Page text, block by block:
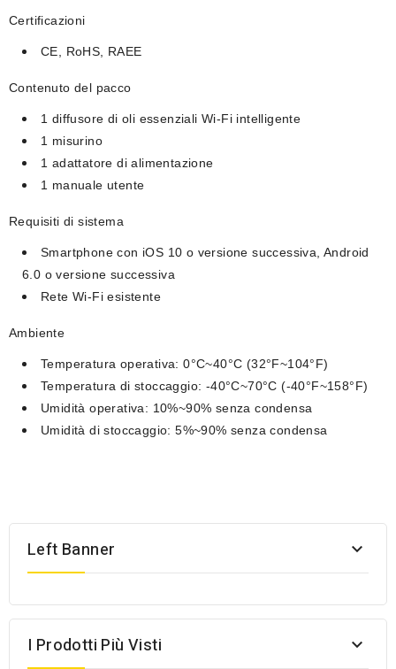
Certificazioni
CE, RoHS, RAEE
Contenuto del pacco
1 diffusore di oli essenziali Wi-Fi intelligente
1 misurino
1 adattatore di alimentazione
1 manuale utente
Requisiti di sistema
Smartphone con iOS 10 o versione successiva, Android
6.0 o versione successiva
Rete Wi-Fi esistente
Ambiente
Temperatura operativa: 0°C~40°C (32°F~104°F)
Temperatura di stoccaggio: -40°C~70°C (-40°F~158°F)
Umidità operativa: 10%~90% senza condensa
Umidità di stoccaggio: 5%~90% senza condensa
Left Banner 
I Prodotti Più Visti 